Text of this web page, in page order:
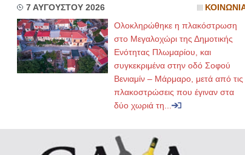
7 ΑΥΓΟΥΣΤΟΥ 2026
Ολοκληρώθηκε η πλακόστρωση
στο Μεγαλοχώρι της Δημοτικής
Ενότητας Πλωμαρίου, και
συγκεκριμένα στην οδό Σοφού
Βενιαμίν – Μάρμαρο, μετά από τις
πλακοστρώσεις που έγιναν στα
δύο χωριά τη...